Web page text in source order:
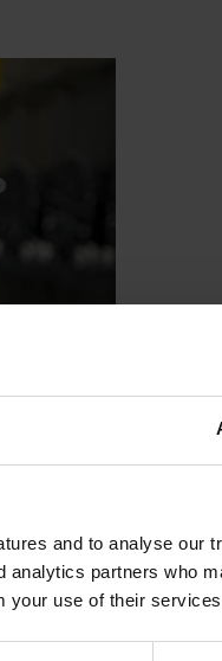
and to analyse our
analytics partners who
your use of their
След
и време,